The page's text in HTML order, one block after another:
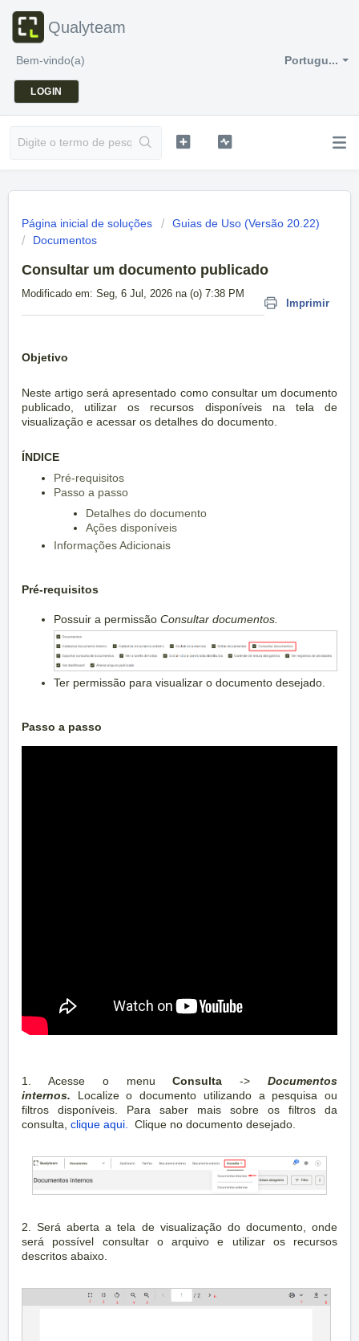
Qualyteam
Portugu...
Bem-vindo(a)
LOGIN
Página inicial de soluções
Guias de Uso (Versão 20.22)
Documentos
Consultar um documento publicado
Imprimir
Modificado em: Seg, 6 Jul, 2026 na (o) 7:38 PM
Objetivo
Neste artigo será apresentado como consultar um documento
publicado, utilizar os recursos disponíveis na tela de
visualização e acessar os detalhes do documento.
ÍNDICE
Pré-requisitos
Passo a passo
Detalhes do documento
Ações disponíveis
Informações Adicionais
Pré-requisitos
Possuir a permissão Consultar documentos.
Ter permissão para visualizar o documento desejado.
Passo a passo
1. Acesse o menuConsulta ->Documentos
internos. Localize o documento utilizando a pesquisa ou
filtros disponíveis. Para saber mais sobre os filtros da
consulta, clique aqui. Clique no documento desejado.
2. Será aberta a tela de visualização do documento, onde
será possível consultar o arquivo e utilizar os recursos
descritos abaixo.